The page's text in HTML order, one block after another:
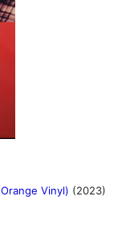
Vinyl) (2023)